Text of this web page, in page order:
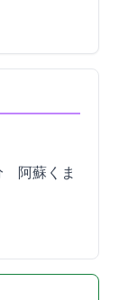
阿蘇くま